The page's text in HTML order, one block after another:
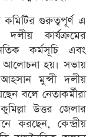
কমিটির গুরুত্বপূর্ণ এ
কার্যক্রমের
কর্মসূচি এবং
আলোচনা হয়। সভায়
মুন্সী দলীয়
বলে নেতাকর্মীরা
উত্তর জেলার
করছেন, কেন্দ্রীয়